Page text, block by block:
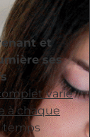
et
ses
varie
à chaque
temps